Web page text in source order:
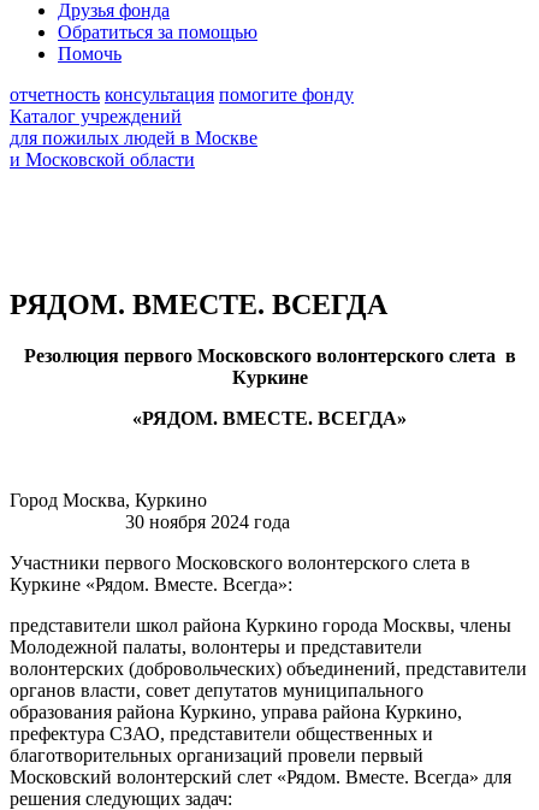
Друзья фонда
Обратиться за помощью
Помочь
отчетность консультация помогите фонду
Каталог учреждений
для пожилых людей в Москве
и Московской области
РЯДОМ. ВМЕСТЕ. ВСЕГДА
Резолюция первого Московского волонтерского слета в
Куркине
«РЯДОМ. ВМЕСТЕ. ВСЕГДА»
Город Москва, Куркино
30 ноября 2024 года
Участники первого Московского волонтерского слета в
Куркине «Рядом. Вместе. Всегда»:
представители школ района Куркино города Москвы, члены
Молодежной палаты, волонтеры и представители
волонтерских (добровольческих) объединений, представители
органов власти, совет депутатов муниципального
образования района Куркино, управа района Куркино,
префектура СЗАО, представители общественных и
благотворительных организаций провели первый
Московский волонтерский слет «Рядом. Вместе. Всегда» для
решения следующих задач: